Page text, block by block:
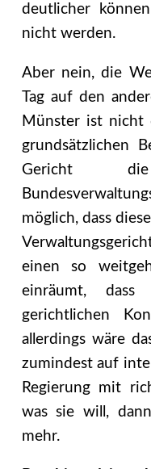
deutlicher
nicht werden.
Aber nein, die
Tag auf den
Münster ist nicht
grundsätzlichen
Gericht
möglich, dass
einen so
einräumt,
gerichtlichen
allerdings wäre
zumindest auf
Regierung mit
was sie will,
mehr.